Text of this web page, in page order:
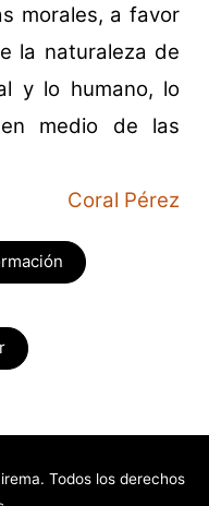
morales, a favor
la naturaleza de
y lo humano, lo
medio de las
Coral Pérez
Todos los derechos